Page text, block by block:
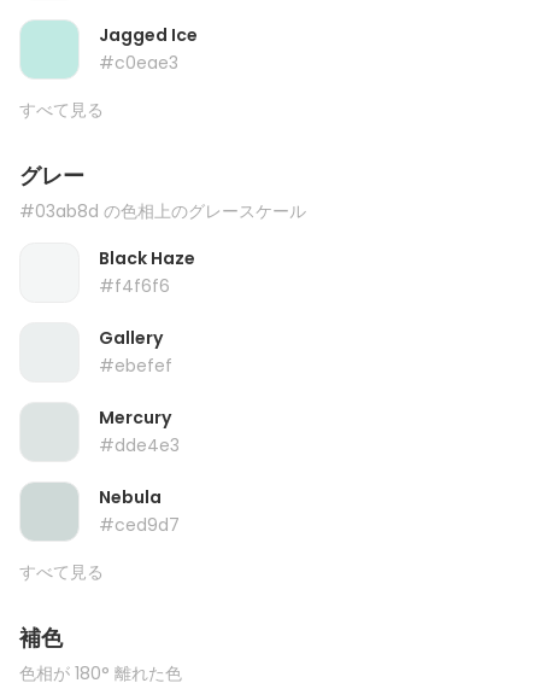
Jagged Ice
#c0eae3
すべて見る
グレー
#03ab8d の色相上のグレースケール
Black Haze
#f4f6f6
Gallery
#ebefef
Mercury
#dde4e3
Nebula
#ced9d7
すべて見る
補色
色相が 180° 離れた色